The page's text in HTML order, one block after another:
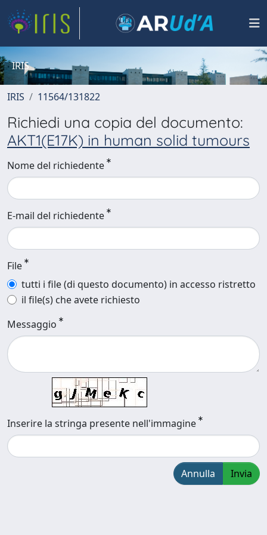
IRIS
IRIS 11564/131822
Richiedi una copia del documento:
AKT1(E17K) in human solid tumours
Nome del richiedente
E-mail del richiedente
File
tutti i file (di questo documento) in accesso ristretto
il file(s) che avete richiesto
Messaggio
Inserire la stringa presente nell'immagine
Annulla Invia